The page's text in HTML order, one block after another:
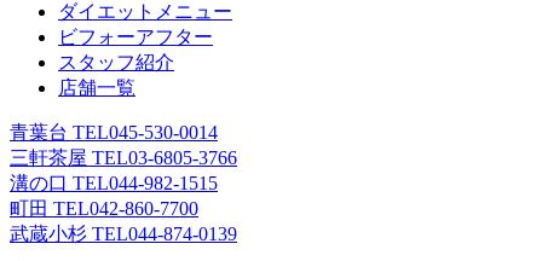
ダイエットメニュー
ビフォーアフター
スタッフ紹介
店舗一覧
青葉台 TEL045-530-0014
三軒茶屋 TEL03-6805-3766
溝の口 TEL044-982-1515
町田 TEL042-860-7700
武蔵小杉 TEL044-874-0139